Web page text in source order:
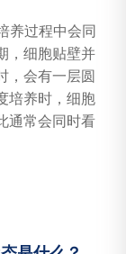
养过程中会同
，细胞贴壁并
，会有一层圆
培养时，细胞
通常会同时看